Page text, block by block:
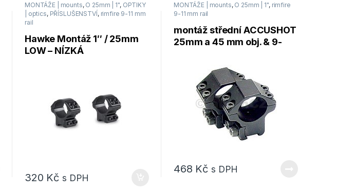
MONTÁŽE | mounts, O 25mm | 1", OPTIKY
| optics, PŘÍSLUŠENSTVÍ, rimfire 9-11 mm
rail
Hawke Montáž 1″ / 25mm
LOW – NÍZKÁ
320 Kč s DPH
MONTÁŽE | mounts, O 25mm | 1", rimfire
9-11 mm rail
montáž střední ACCUSHOT
25mm a 45 mm obj. & 9-
468 Kč s DPH